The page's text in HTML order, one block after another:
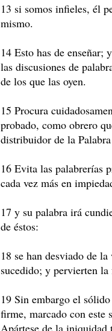
13 si somos infieles, él
mismo.
14 Esto has de enseñar;
las discusiones de
de los que las oyen.
15 Procura
probado, como obrero
distribuidor de la
16 Evita las palabrerías
cada vez más en
17 y su palabra irá
de éstos:
18 se han desviado de
sucedido; y pervierten la
19 Sin embargo el
firme, marcado con este
Apártese de la